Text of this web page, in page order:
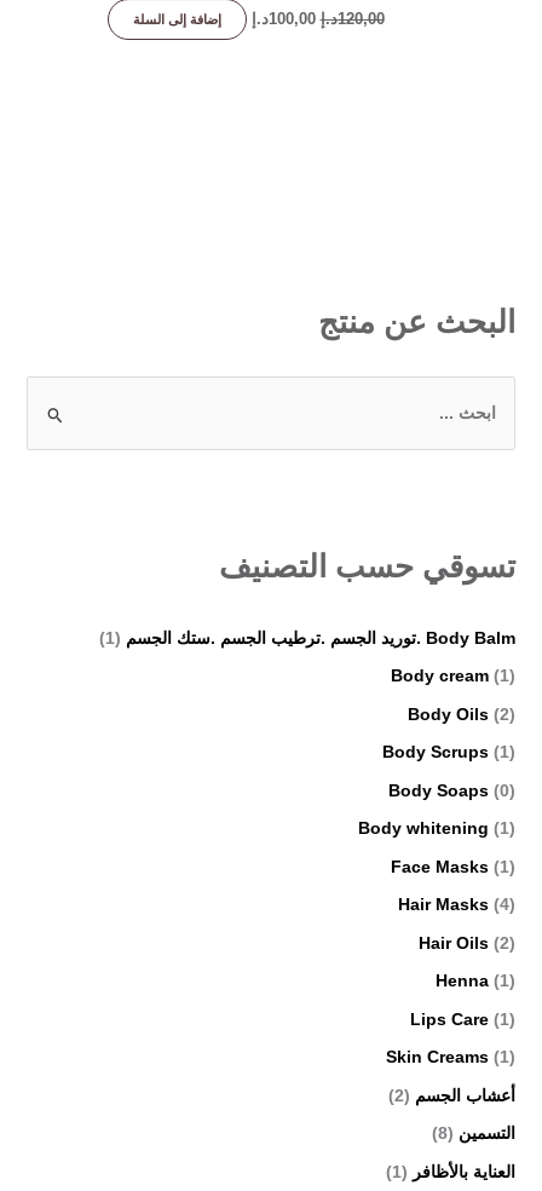
120,00د.إ 100,00د.إ إضافة إلى السلة
البحث عن منتج
ل
تسوقي حسب التصنيف
Body Balm .توريد الجسم .ترطيب الجسم .ستك الجسم
(1)
Body cream (1)
Body Oils (2)
Body Scrups (1)
Body Soaps (0)
Body whitening (1)
Face Masks (1)
Hair Masks (4)
Hair Oils (2)
Henna (1)
Lips Care (1)
Skin Creams (1)
أعشاب الجسم (2)
التسمين (8)
العناية بالأظافر (1)